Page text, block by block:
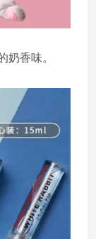
奶香味。